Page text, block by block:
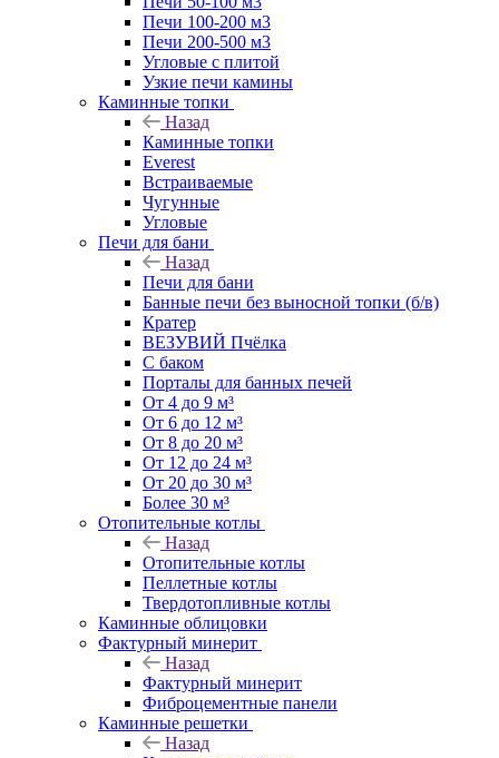
Печи 100-200 м3
Печи 200-500 м3
Угловые с плитой
Узкие печи камины
Каминные топки
Назад
Каминные топки
Everest
Встраиваемые
Чугунные
Угловые
Печи для бани
Назад
Печи для бани
Банные печи без выносной топки (б/в)
Кратер
ВЕЗУВИЙ Пчёлка
С баком
Порталы для банных печей
От 4 до 9 м³
От 6 до 12 м³
От 8 до 20 м³
От 12 до 24 м³
От 20 до 30 м³
Более 30 м³
Отопительные котлы
Назад
Отопительные котлы
Пеллетные котлы
Твердотопливные котлы
Каминные облицовки
Фактурный минерит
Назад
Фактурный минерит
Фиброцементные панели
Каминные решетки
Назад